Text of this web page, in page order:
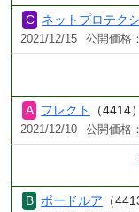
ネットプロテク
2021/12/15 公開価格
フレクト （4414）
2021/12/10 公開価格
ボードルア （